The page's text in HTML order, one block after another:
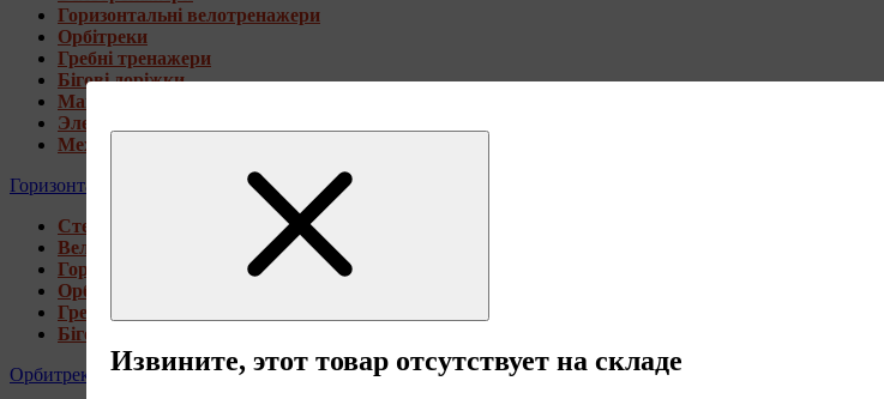
Горизонтальні велотренажери
Орбітреки
Гребні тренажери
Бігові доріжки
Магнитные велотренажеры
Электромагнитные велотренажеры
Механические велотренажеры
Горизонтальные велотренажеры
Степпери
Велотренажери
Горизонтальні велотренажери
Орбітреки
Гребні тренажери
Бігові доріжки
Орбитреки
Извините, этот товар отсутствует на складе